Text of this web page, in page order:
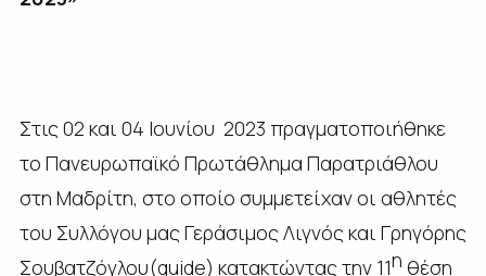
Στις 02 και 04 Ιουνίου 2023 πραγματοποιήθηκε
το Πανευρωπαϊκό Πρωτάθλημα Παρατριάθλου
στη Μαδρίτη, στο οποίο συμμετείχαν οι αθλητές
του Συλλόγου μας Γεράσιμος Λιγνός και Γρηγόρης
Σουβατζόγλου(guide) κατακτώντας την 11η θέση